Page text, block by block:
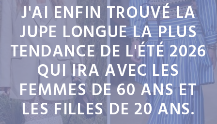
J'AI ENFIN TROUVÉ LA
JUPE LONGUE LA PLUS
TENDANCE DE L'ÉTÉ 2026
QUI IRA AVEC LES
FEMMES DE 60 ANS ET
LES FILLES DE 20 ANS.